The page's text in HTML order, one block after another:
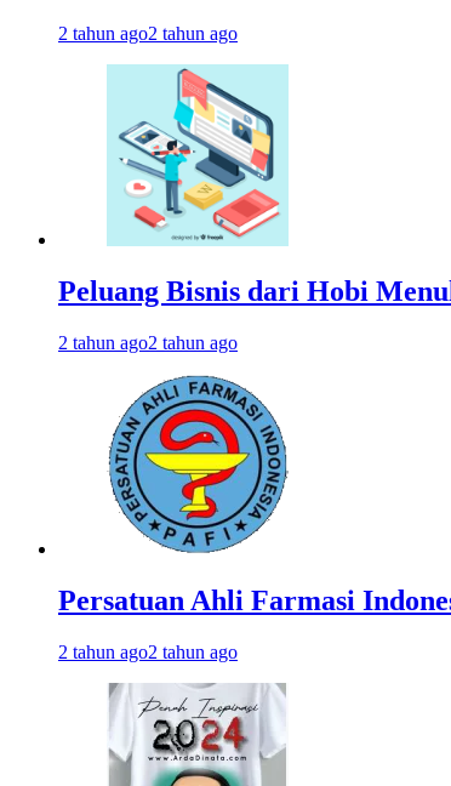
2 tahun ago2 tahun ago
Peluang Bisnis dari Hobi
2 tahun ago2 tahun ago
Persatuan Ahli Farmasi
2 tahun ago2 tahun ago